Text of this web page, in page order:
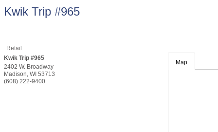
Kwik Trip #965
Retail
Kwik Trip #965
2402 W. Broadway
Madison, WI 53713
(608) 222-9400
Map